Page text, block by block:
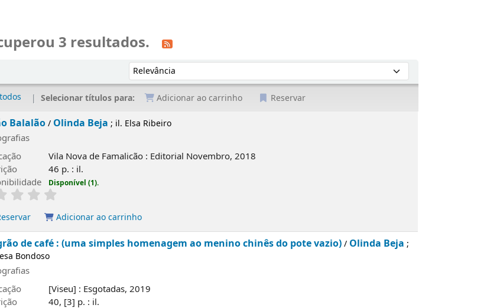
3 resultados.
Ordenar por:
Selecionar títulos para: Adicionar ao carrinho Reservar
Balalão/ Olinda Beja ; il. Elsa Ribeiro
Vila Nova de Famalicão : Editorial Novembro, 2018
46 p. : il.
Disponível (1).
Adicionar ao carrinho
de café : (uma simples homenagem ao menino chinês do pote vazio)/ Olinda Beja ;
Bondoso
[Viseu] : Esgotadas, 2019
40, [3] p. : il.